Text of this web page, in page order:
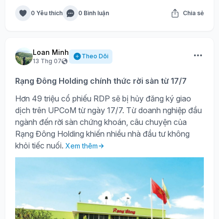
0 Yêu thích 0 Bình luận Chia sẻ
Loan Minh
13 Thg 07
Theo Dõi
Rạng Đông Holding chính thức rời sàn từ 17/7
Hơn 49 triệu cổ phiếu RDP sẽ bị hủy đăng ký giao
dịch trên UPCoM từ ngày 17/7. Từ doanh nghiệp đầu
ngành đến rời sàn chứng khoán, câu chuyện của
Rạng Đông Holding khiến nhiều nhà đầu tư không
khỏi tiếc nuối. Xem thêm